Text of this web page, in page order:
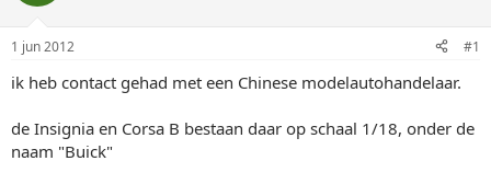
a
r
r
u
1 jun 2012 #1
ik heb contact gehad met een Chinese modelautohandelaar.
de Insignia en Corsa B bestaan daar op schaal 1/18, onder de
naam "Buick"